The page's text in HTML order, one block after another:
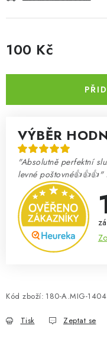
100 Kč
VÝBĚR
"Absolutně perfektní
levné poštovné👍👍👍"
Kód zboží: 180-A.MIG-1404
Tisk Zeptat se